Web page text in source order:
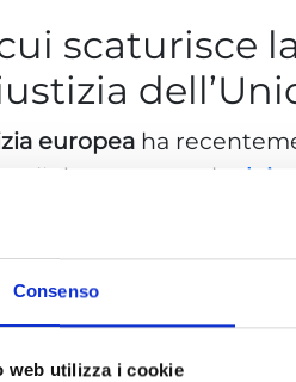
Consenso
web utilizza i cookie
scaturisce
europea ha
deve operare la
i
l‘onore delle persone.
Maximilian Schrems
di tali
di espressione.